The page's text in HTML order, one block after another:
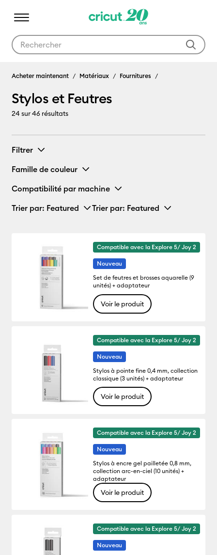
Acheter maintenant Matériaux Fournitures
Stylos et Feutres
24sur 46 résultats
Filtrer
Famille de couleur
Compatibilité par machine
Trier par: Featured Trier par: Featured
Compatible avec la Explore 5/ Joy 2
Nouveau
Set de feutres et brosses aquarelle (9
unités) + adaptateur
Voir le produit
Compatible avec la Explore 5/ Joy 2
Nouveau
Stylos à pointe fine 0,4 mm, collection
classique (3 unités) + adaptateur
Voir le produit
Compatible avec la Explore 5/ Joy 2
Nouveau
Stylos à encre gel pailletée 0,8 mm,
collection arc-en-ciel (10 unités) +
adaptateur
Voir le produit
Compatible avec la Explore 5/ Joy 2
Nouveau